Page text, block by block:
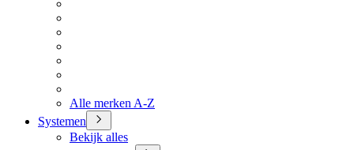
Alle merken A-Z
Systemen
Bekijk alles